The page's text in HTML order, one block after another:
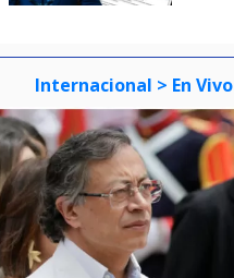
Internacional > En Vivo